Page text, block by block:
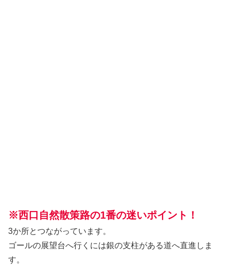
※西口自然散策路の1番の迷いポイント！
3か所とつながっています。
ゴールの展望台へ行くには銀の支柱がある道へ直進しま
す。